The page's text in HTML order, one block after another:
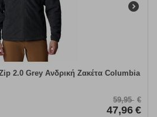
2.0 Grey Ανδρική Ζακέτα Columbia
59,95 €
47,96 €